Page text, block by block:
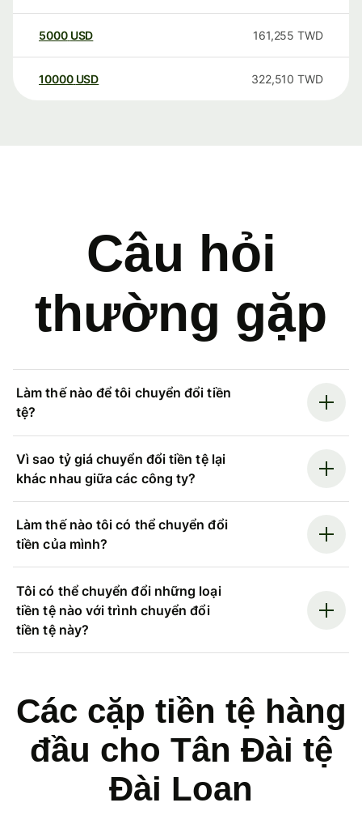
5000 USD 161,255 TWD
10000 USD 322,510 TWD
Câu hỏi
thường gặp
Làm thế nào để tôi chuyển đổi tiền
tệ?
Vì sao tỷ giá chuyển đổi tiền tệ lại
khác nhau giữa các công ty?
Làm thế nào tôi có thể chuyển đổi
tiền của mình?
Tôi có thể chuyển đổi những loại
tiền tệ nào với trình chuyển đổi
tiền tệ này?
Các cặp tiền tệ hàng
đầu cho Tân Đài tệ
Đài Loan